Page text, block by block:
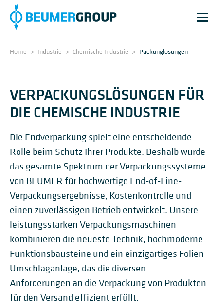
Home > Industrie > Chemische Industrie > Packunglösungen
VERPACKUNGSLÖSUNGEN FÜR
DIE CHEMISCHE INDUSTRIE
Die Endverpackung spielt eine entscheidende
Rolle beim Schutz Ihrer Produkte. Deshalb wurde
das gesamte Spektrum der Verpackungssysteme
von BEUMER für hochwertige End-of-Line-
Verpackungsergebnisse, Kostenkontrolle und
einen zuverlässigen Betrieb entwickelt. Unsere
leistungsstarken Verpackungsmaschinen
kombinieren die neueste Technik, hochmoderne
Funktionsbausteine und ein einzigartiges Folien-
Umschlaganlage, das die diversen
Anforderungen an die Verpackung von Produkten
für den Versand effizient erfüllt.